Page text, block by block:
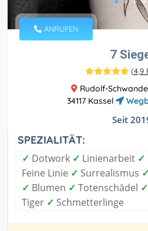
ANRUFEN
7
(4,9
Rudolf-
34117 Kassel
Seit
SPEZIALITÄT:
✓ Dotwork ✓ Linienarbeit ✓
Feine Linie ✓ Surrealismus ✓
✓ Blumen ✓ Totenschädel ✓
Tiger ✓ Schmetterlinge